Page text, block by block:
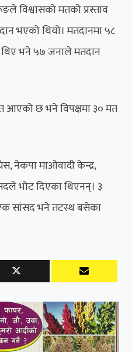
विश्वासको मतको प्रस्ताव
भएको थियो। मतदानमा ५८
भने ५७ जनाले मतदान
आएको छ भने विपक्षमा ३० मत
नेकपा माओवादी केन्द्र,
भोट दिएका थिएनन्। ३
सांसद भने तटस्थ बसेका